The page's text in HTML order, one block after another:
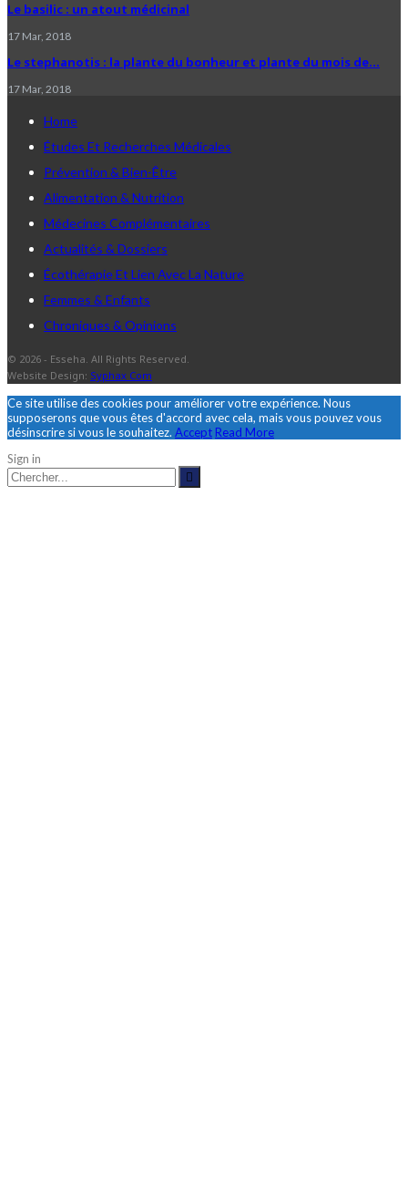
Le basilic : un atout médicinal
17 Mar, 2018
Le stephanotis : la plante du bonheur et plante du mois de…
17 Mar, 2018
Home
Études Et Recherches Médicales
Prévention & Bien-Être
Alimentation & Nutrition
Médecines Complémentaires
Actualités & Dossiers
Écothérapie Et Lien Avec La Nature
Femmes & Enfants
Chroniques & Opinions
© 2026 - Esseha. All Rights Reserved.
Website Design: Syphax Com
Ce site utilise des cookies pour améliorer votre expérience. Nous
supposerons que vous êtes d'accord avec cela, mais vous pouvez vous
désinscrire si vous le souhaitez. Accept Read More
Sign in